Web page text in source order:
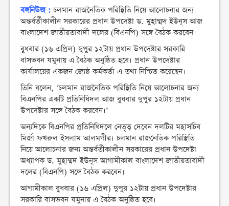
বঙ্গনিউজ :চলমান রাজনৈতিক পরিস্থিতি নিয়ে আলোচনার জন্য
অন্তর্বর্তীকালীন সরকারের প্রধান উপদেষ্টা ড. মুহাম্মদ ইউনূস আজ
বাংলাদেশ জাতীয়তাবাদী দলের (বিএনপি) সঙ্গে বৈঠক করবেন।
বুধবার (১৬ এপ্রিল) দুপুর ১২টায় প্রধান উপদেষ্টার সরকারি
বাসভবন যমুনায় এ বৈঠক অনুষ্ঠিত হবে। প্রধান উপদেষ্টার
কার্যালয়ের একজন জ্যেষ্ঠ কর্মকর্তা এ তথ্য নিশ্চিত করেছেন।
তিনি বলেন, ‘চলমান রাজনৈতিক পরিস্থিতি নিয়ে আলোচনার জন্য
বিএনপির একটি প্রতিনিধিদল আজ বুধবার দুপুর ১২টায় প্রধান
উপদেষ্টার সঙ্গে বৈঠক করবেন।’
অন্যদিকে বিএনপির প্রতিনিধিদলে নেতৃত্ব দেবেন দলটির মহাসচিব
মির্জা ফখরুল ইসলাম আলমগীর। চলমান রাজনৈতিক পরিস্থিতি
নিয়ে আলোচনার জন্য অন্তর্বর্তীকালীন সরকারের প্রধান উপদেষ্টা
অধ্যাপক ড. মুহাম্মদ ইউনূস আগামীকাল বাংলাদেশ জাতীয়তাবাদী
দলের (বিএনপি) সঙ্গে বৈঠক করবেন।
আগামীকাল বুধবার (১৬ এপ্রিল) দুপুর ১২টায় প্রধান উপদেষ্টার
সরকারি বাসভবন যমুনায় এ বৈঠক অনুষ্ঠিত হবে।